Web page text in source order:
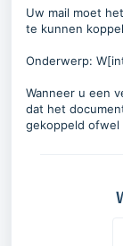
Uw mail moet
te kunnen
Onderwerp:
Wanneer u een
dat het
gekoppeld ofwel